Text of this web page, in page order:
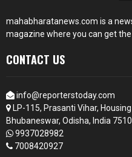
mahabharatanews.com is a
magazine where you can get
CONTACT US
info@reporterstoday.com
LP-115, Prasanti Vihar,
Bhubaneswar, Odisha, India
9937028982
7008420927